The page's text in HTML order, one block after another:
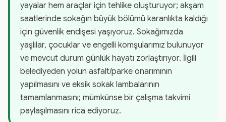
yayalar hem araçlar için tehlike oluşturuyor; akşam
saatlerinde sokağın büyük bölümü karanlıkta kaldığı
için güvenlik endişesi yaşıyoruz. Sokağımızda
yaşlılar, çocuklar ve engelli komşularımız bulunuyor
ve mevcut durum günlük hayatı zorlaştırıyor. İlgili
belediyeden yolun asfalt/parke onarımının
yapılmasını ve eksik sokak lambalarının
tamamlanmasını; mümkünse bir çalışma takvimi
paylaşılmasını rica ediyoruz.